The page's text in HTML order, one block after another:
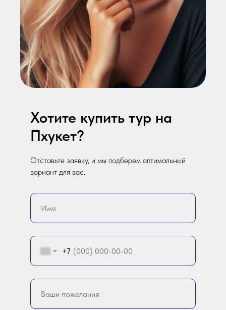
Хотите купить тур на
Пхукет?
Отставьте заявку, и мы подберем оптимальный
вариант для вас.
+7